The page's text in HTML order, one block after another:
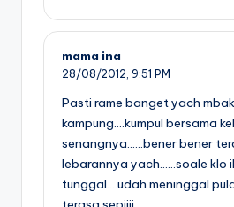
mama ina
28/08/2012, 9:51 PM
Pasti rame banget yach
kampung….kumpul bersama
senangnya……bener bener
lebarannya yach……soale klo
tunggal….udah meninggal